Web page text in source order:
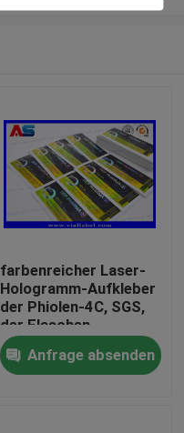
farbenreicher Laser-
Hologramm-Aufkleber
der Phiolen-4C, SGS,
der Flaschen-
Aufkleber druckt
Anfrage absenden